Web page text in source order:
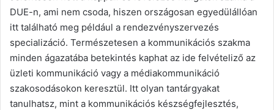
DUE-n, ami nem csoda, hiszen országosan egyedülállóan
itt található meg például a rendezvényszervezés
specializáció. Természetesen a kommunikációs szakma
minden ágazatába betekintés kaphat az ide felvételiző az
üzleti kommunikáció vagy a médiakommunikáció
szakosodásokon keresztül. Itt olyan tantárgyakat
tanulhatsz, mint a kommunikációs készségfejlesztés,